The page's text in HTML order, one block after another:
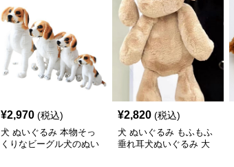
¥2,970 (税込)
犬 ぬいぐるみ 本物そっ
くりなビーグル犬のぬい
¥2,820 (税込)
犬 ぬいぐるみ もふもふ
垂れ耳犬ぬいぐるみ 大